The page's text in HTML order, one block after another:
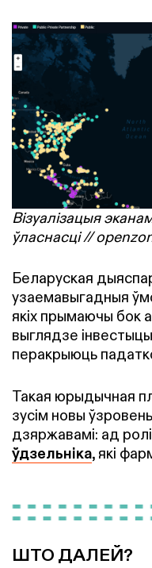
Візуалізацыя
ўласнасці //
Беларуская
узаемавыгадныя
якіх прымаючы бок
выглядзе
перакрыюць
Такая юрыдычная
зусім новы
дзяржавамі: ад
ўдзельніка, які
ШТО ДАЛЕЙ?